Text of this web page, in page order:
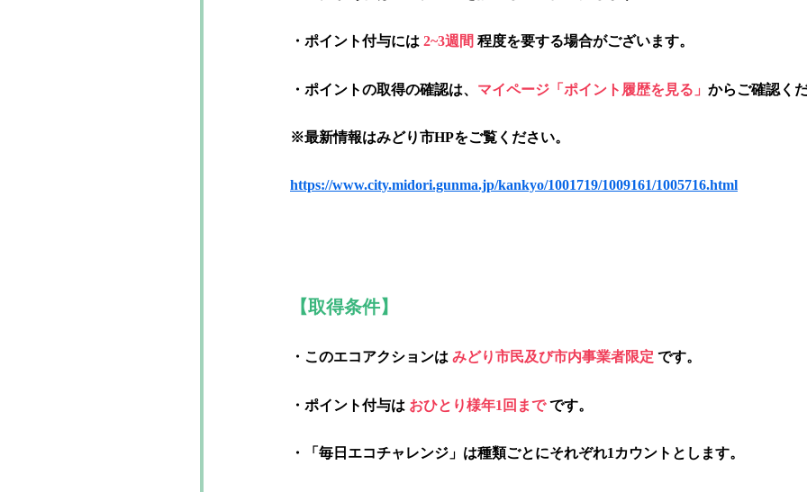
・ポイント付与には 2~3週間 程度を要する場合がございます。
・ポイントの取得の確認は、 マイページ「ポイント履歴を見る」 からご確認く
※最新情報はみどり市HPをご覧ください。
https://www.city.midori.gunma.jp/kankyo/1001719/1009161/1005716.html
【取得条件】
・このエコアクションは みどり市民及び市内事業者限定 です。
・ポイント付与は おひとり様年1回まで です。
・ 「毎日エコチャレンジ」は種類ごとにそれぞれ1カウントとします。